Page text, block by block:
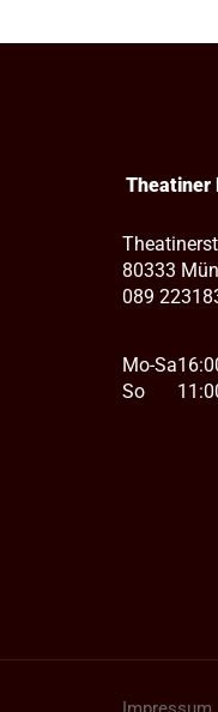
Theatiner
80333
089
Mo-Sa
So